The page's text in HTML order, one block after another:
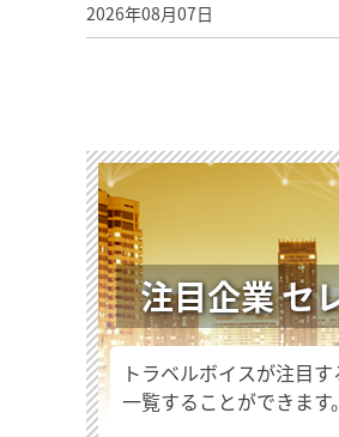
2026年08月07日
注目企業 セ
トラベルボイスが注目
一覧することができます。